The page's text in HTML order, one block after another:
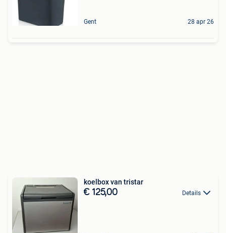
Gent 28 apr 26
koelbox van tristar
€ 125,00 Details